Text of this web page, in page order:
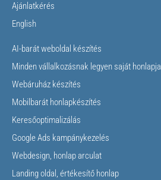
Ajánlatkérés
English
AI-barát weboldal készítés
Minden vállalkozásnak legyen saját honlapja
Webáruház készítés
Mobilbarát honlapkészítés
Keresőoptimalizálás
Google Ads kampánykezelés
Webdesign, honlap arculat
Landing oldal, értékesítő honlap